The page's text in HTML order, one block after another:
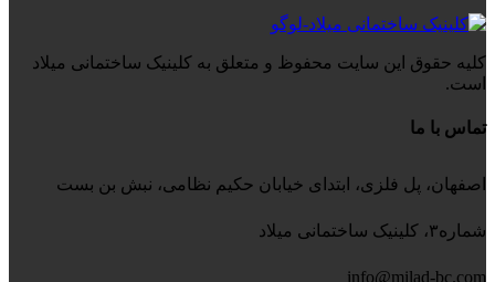
کلیه حقوق این سایت محفوظ و متعلق به کلینیک ساختمانی میلاد
است.
تماس با ما
اصفهان، پل فلزی، ابتدای خیابان حکیم نظامی، نبش بن بست
شماره۳، کلینیک ساختمانی میلاد
info@milad-bc.com